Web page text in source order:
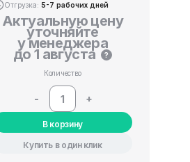
Отгрузка: 5-7 рабочих дней
Актуальную цену
уточняйте
у менеджера
до 1 августа ?
Количество
- +
В корзину
Купить в один клик